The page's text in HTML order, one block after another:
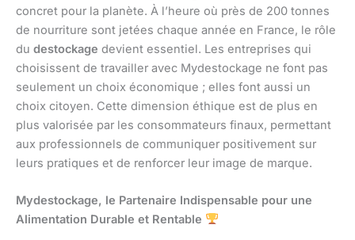
concret pour la planète. À l’heure où près de 200 tonnes
de nourriture sont jetées chaque année en France, le rôle
du destockage devient essentiel. Les entreprises qui
choisissent de travailler avec Mydestockage ne font pas
seulement un choix économique ; elles font aussi un
choix citoyen. Cette dimension éthique est de plus en
plus valorisée par les consommateurs finaux, permettant
aux professionnels de communiquer positivement sur
leurs pratiques et de renforcer leur image de marque.
Mydestockage, le Partenaire Indispensable pour une
Alimentation Durable et Rentable